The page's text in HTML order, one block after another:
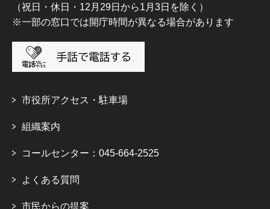
（祝日・休日・12月29日から1月3日を除く）
※一部の窓口では開庁時間が異なる場合があります
市役所アクセス・駐車場
組織案内
コールセンター：045-664-2525
よくある質問
市民からの提案